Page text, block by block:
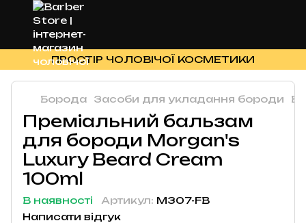
ПРОСТІР ЧОЛОВІЧОЇ КОСМЕТИКИ
Борода Засоби для укладання бороди
Преміальний бальзам
для бороди Morgan's
Luxury Beard Cream
100ml
В наявності Артикул: M307-FB
Написати відгук